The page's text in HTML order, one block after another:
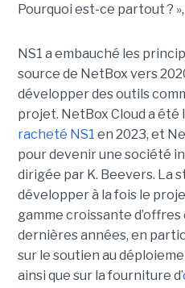
Pourquoi est-ce partout ?
NS1 a embauché les
source de NetBox vers
développer des outils
projet. NetBox Cloud a été
racheté NS1 en 2023, et
pour devenir une société
dirigée par K. Beevers. La
développer à la fois le
gamme croissante
dernières années, en
sur le soutien au
ainsi que sur la fourniture d’